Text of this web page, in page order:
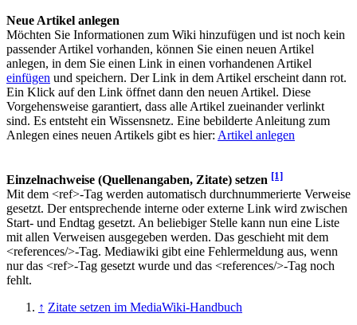
Neue Artikel anlegen
Möchten Sie Informationen zum Wiki hinzufügen und ist noch kein
passender Artikel vorhanden, können Sie einen neuen Artikel
anlegen, in dem Sie einen Link in einen vorhandenen Artikel
einfügen und speichern. Der Link in dem Artikel erscheint dann rot.
Ein Klick auf den Link öffnet dann den neuen Artikel. Diese
Vorgehensweise garantiert, dass alle Artikel zueinander verlinkt
sind. Es entsteht ein Wissensnetz. Eine bebilderte Anleitung zum
Anlegen eines neuen Artikels gibt es hier: Artikel anlegen
Einzelnachweise (Quellenangaben, Zitate) setzen [1]
Mit dem <ref>-Tag werden automatisch durchnummerierte Verweise
gesetzt. Der entsprechende interne oder externe Link wird zwischen
Start- und Endtag gesetzt. An beliebiger Stelle kann nun eine Liste
mit allen Verweisen ausgegeben werden. Das geschieht mit dem
<references/>-Tag. Mediawiki gibt eine Fehlermeldung aus, wenn
nur das <ref>-Tag gesetzt wurde und das <references/>-Tag noch
fehlt.
↑ Zitate setzen im MediaWiki-Handbuch